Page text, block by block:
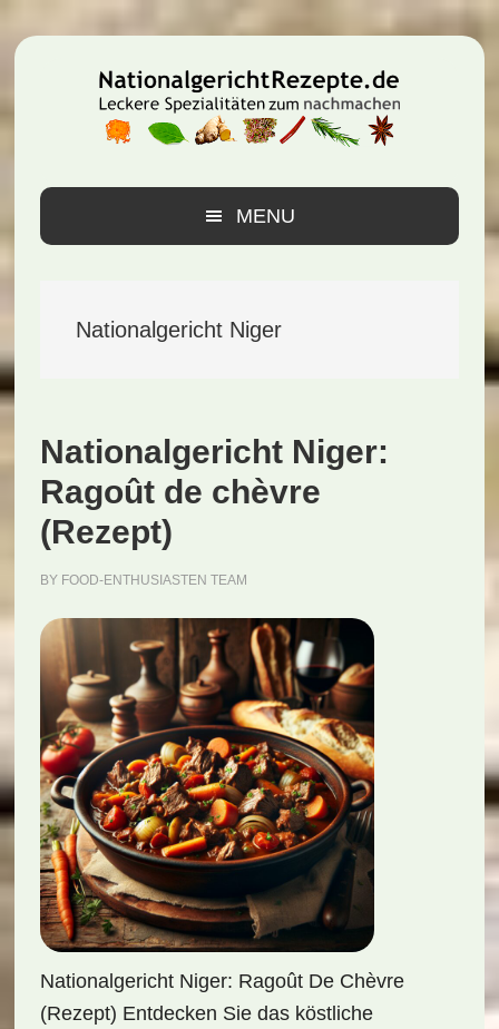
Hauptnavigation
Inhalt
Seitenspalte
MENU
Nationalgericht Niger
Nationalgericht Niger:
Ragoût de chèvre
(Rezept)
BY FOOD-ENTHUSIASTEN TEAM
Nationalgericht Niger: Ragoût De Chèvre
(Rezept) Entdecken Sie das köstliche